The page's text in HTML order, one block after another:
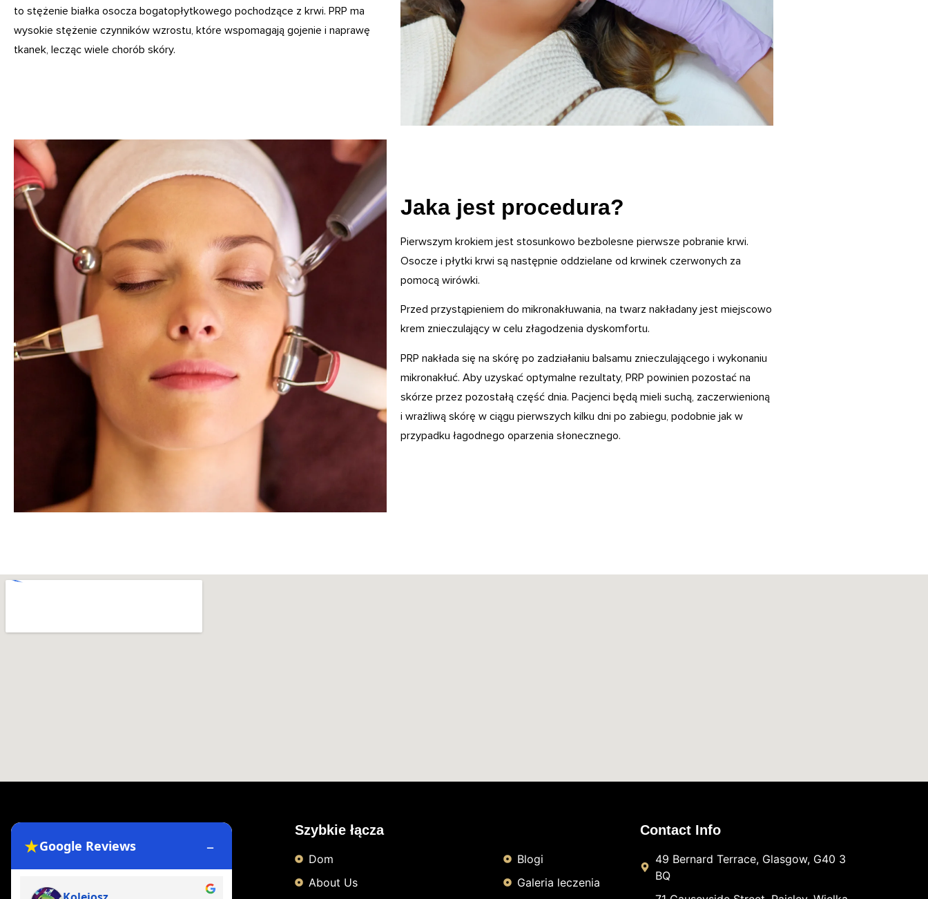
to stężenie białka osocza bogatopłytkowego pochodzące z krwi. PRP ma
wysokie stężenie czynników wzrostu, które wspomagają gojenie i naprawę
tkanek, lecząc wiele chorób skóry.
Jaka jest procedura?
Pierwszym krokiem jest stosunkowo bezbolesne pierwsze pobranie krwi.
Osocze i płytki krwi są następnie oddzielane od krwinek czerwonych za
pomocą wirówki.
Przed przystąpieniem do mikronakłuwania, na twarz nakładany jest miejscowo
krem ​​znieczulający w celu złagodzenia dyskomfortu.
PRP nakłada się na skórę po zadziałaniu balsamu znieczulającego i wykonaniu
mikronakłuć. Aby uzyskać optymalne rezultaty, PRP powinien pozostać na
skórze przez pozostałą część dnia. Pacjenci będą mieli suchą, zaczerwienioną
i wrażliwą skórę w ciągu pierwszych kilku dni po zabiegu, podobnie jak w
przypadku łagodnego oparzenia słonecznego.
Szybkie łącza
Dom
About Us
Blogi
Galeria leczenia
Contact Info
49 Bernard Terrace, Glasgow, G40 3
BQ
★Google Reviews –